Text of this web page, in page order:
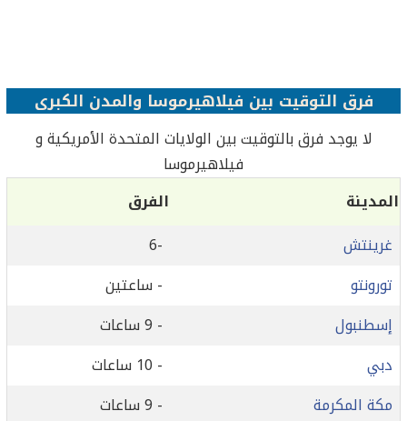
فرق التوقيت بين فيلاهيرموسا والمدن الكبرى
لا يوجد فرق بالتوقيت بين الولايات المتحدة الأمريكية و
فيلاهيرموسا
المدينة
الفرق
غرينتش
-6
تورونتو
- ساعتين
إسطنبول
- 9 ساعات
دبي
- 10 ساعات
مكة المكرمة
- 9 ساعات